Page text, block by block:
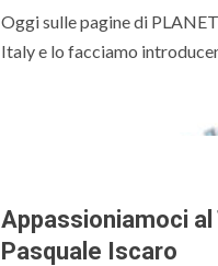
Oggi sulle pagine di
Italy e lo facciamo
Appassioniamoci
Pasquale Iscaro